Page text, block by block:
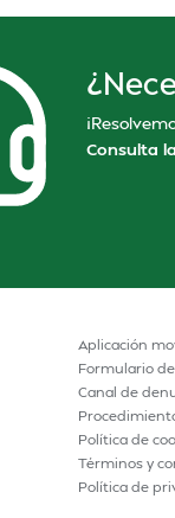
Consulta
Aplicación
Formulario
Canal de
Política de
Términos y
Política de